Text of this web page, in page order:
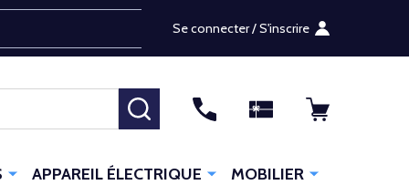
Se connecter / S'inscrire
RECHERCHER
APPAREIL ÉLECTRIQUE MOBILIER